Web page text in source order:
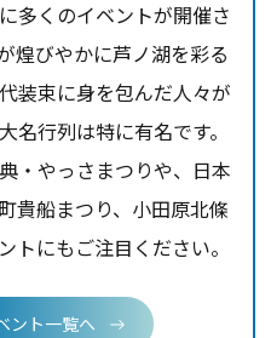
多くのイベントが開催さ
煌びやかに芦ノ湖を彩る
装束に身を包んだ人々が
名行列は特に有名です。
・やっさまつりや、日本
貴船まつり、小田原北條
トにもご注目ください。
ント一覧へ